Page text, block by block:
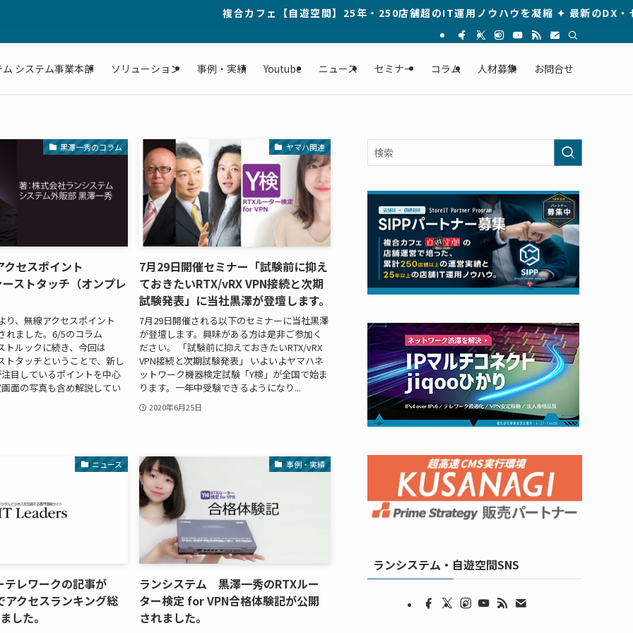
複合カフェ【自遊空間】25年・250店舗超のIT運用ノウハウを凝縮 ✦ 最新のDX・セキュリテ
システム事業本部 ソリューション 事例・実績 Youtube ニュース セミナー コラム 人材募集 お問合せ
黒澤一秀のコラム
セスポイント
ストタッチ（オンプレ
り、無線アクセスポイント
れました。6/5のコラム
トルックに続き、今回は
トタッチということで、新し
目しているポイントを中心
面の写真も含め解説してい
ヤマハ関連
7月29日開催セミナー「試験前に抑え
ておきたいRTX/vRX VPN接続と次期
試験発表」に当社黒澤が登壇します。
7月29日開催される以下のセミナーに当社黒澤
が登壇します。興味がある方は是非ご参加く
ださい。 「試験前に抑えておきたいRTX/vRX
VPN接続と次期試験発表」 いよいよヤマハネ
ットワーク機器検定試験「Y検」が全国で始ま
ります。一年中受験できるようになり...
2020年6月25日
ニュース
テレワークの記事が
クセスランキング総
した。
事例・実績
ランシステム 黒澤一秀のRTXルー
ター検定 for VPN合格体験記が公開
されました。
ランシステム・自遊空間SNS